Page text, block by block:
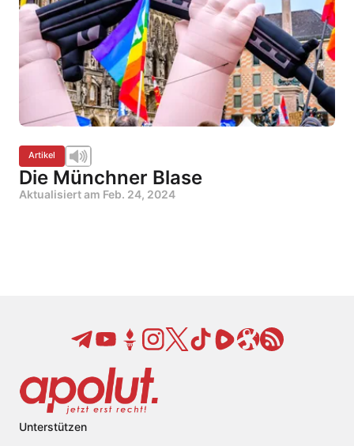
Artikel
Die Münchner Blase
Aktualisiert am Feb. 24, 2024
Unterstützen